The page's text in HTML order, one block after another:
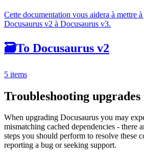
Cette documentation vous aidera à mettre
Docusaurus v2 à Docusaurus v3.
🗃️To Docusaurus v2
5 items
Troubleshooting upgrades
When upgrading Docusaurus you may
mismatching cached dependencies - there
steps you should perform to resolve these
reporting a bug or seeking support.